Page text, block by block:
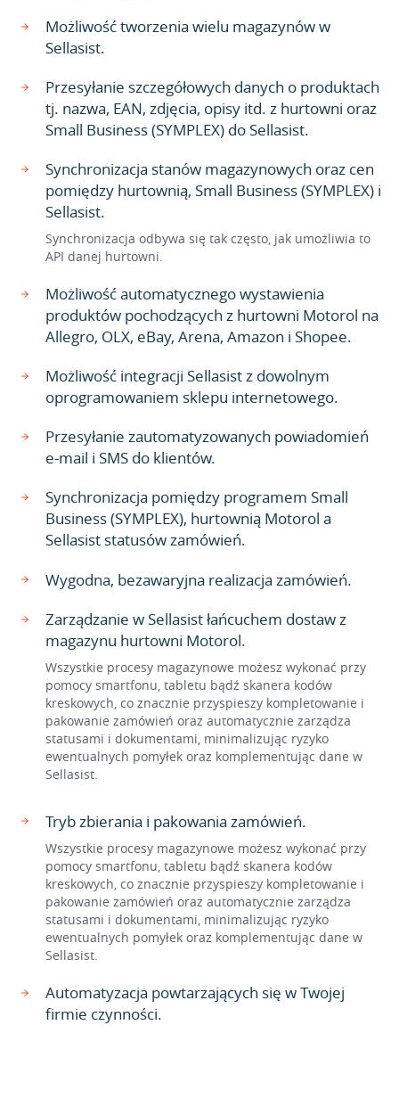
Możliwość tworzenia wielu magazynów w
Sellasist.
Przesyłanie szczegółowych danych o produktach
tj. nazwa, EAN, zdjęcia, opisy itd. z hurtowni oraz
Small Business (SYMPLEX) do Sellasist.
Synchronizacja stanów magazynowych oraz cen
pomiędzy hurtownią, Small Business (SYMPLEX) i
Sellasist.
Synchronizacja odbywa się tak często, jak umożliwia to
API danej hurtowni.
Możliwość automatycznego wystawienia
produktów pochodzących z hurtowni Motorol na
Allegro, OLX, eBay, Arena, Amazon i Shopee.
Możliwość integracji Sellasist z dowolnym
oprogramowaniem sklepu internetowego.
Przesyłanie zautomatyzowanych powiadomień
e-mail i SMS do klientów.
Synchronizacja pomiędzy programem Small
Business (SYMPLEX), hurtownią Motorol a
Sellasist statusów zamówień.
Wygodna, bezawaryjna realizacja zamówień.
Zarządzanie w Sellasist łańcuchem dostaw z
magazynu hurtowni Motorol.
Wszystkie procesy magazynowe możesz wykonać przy
pomocy smartfonu, tabletu bądź skanera kodów
kreskowych, co znacznie przyspieszy kompletowanie i
pakowanie zamówień oraz automatycznie zarządza
statusami i dokumentami, minimalizując ryzyko
ewentualnych pomyłek oraz komplementując dane w
Sellasist.
Tryb zbierania i pakowania zamówień.
Wszystkie procesy magazynowe możesz wykonać przy
pomocy smartfonu, tabletu bądź skanera kodów
kreskowych, co znacznie przyspieszy kompletowanie i
pakowanie zamówień oraz automatycznie zarządza
statusami i dokumentami, minimalizując ryzyko
ewentualnych pomyłek oraz komplementując dane w
Sellasist.
Automatyzacja powtarzających się w Twojej
firmie czynności.